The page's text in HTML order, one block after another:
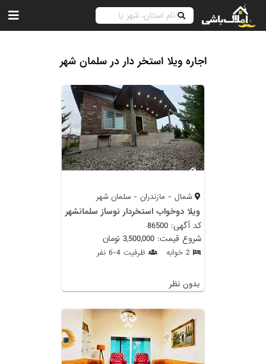
اجاره ویلا استخر دار در سلمان شهر
شمال - مازندران - سلمان شهر
ویلا دوخواب استخردار نوساز سلمانشهر
کد آگهی: 86500
شروع قیمت: 3,500,000 تومان
2 خوابه ظرفیت 4-6 نفر
بدون نظر